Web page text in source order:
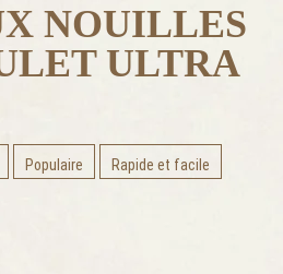
NOUILLES
ULTRA
Populaire Rapide et facile